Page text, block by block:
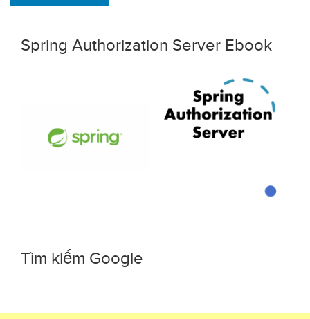
Spring Authorization Server Ebook
Tìm kiếm Google